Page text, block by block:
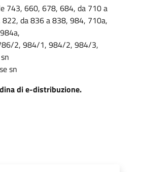
743, 660, 678, 684, da 710 a
da 836 a 838, 984, 710a,
2, 984/1, 984/2, 984/3,
sn
di e-distribuzione.